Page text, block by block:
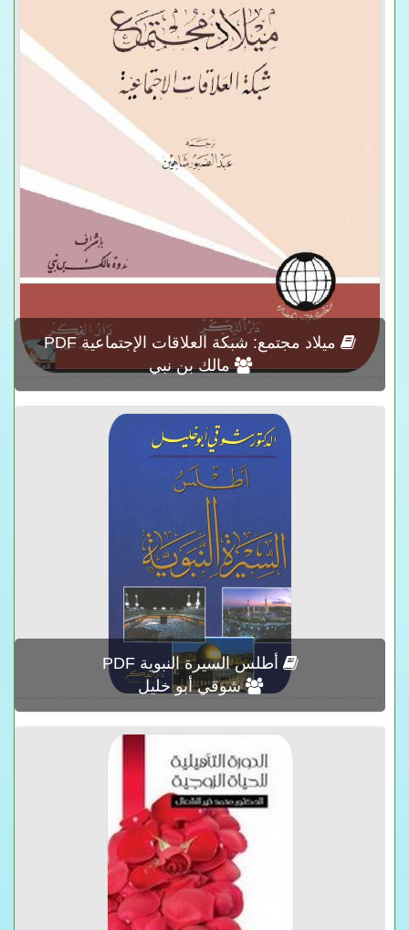
ميلاد مجتمع: شبكة العلاقات الإجتماعية PDF
مالك بن نبي
أطلس السيرة النبوية PDF
شوقي أبو خليل